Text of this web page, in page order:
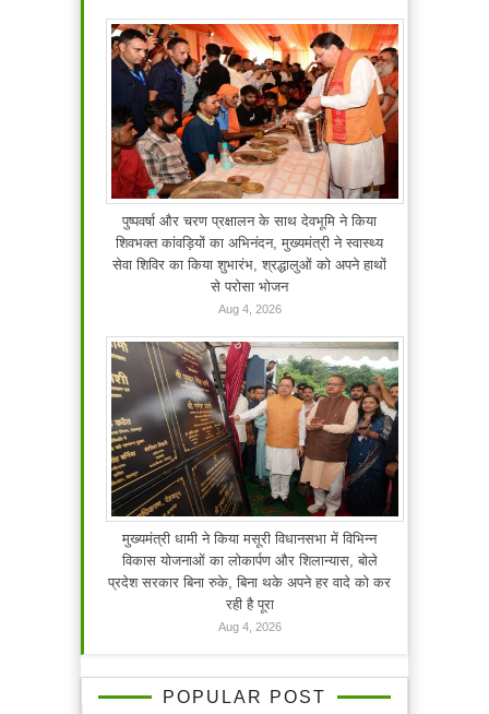
पुष्पवर्षा और चरण प्रक्षालन के साथ देवभूमि ने किया
शिवभक्त कांवड़ियों का अभिनंदन, मुख्यमंत्री ने स्वास्थ्य
सेवा शिविर का किया शुभारंभ, श्रद्धालुओं को अपने हाथों
से परोसा भोजन
Aug 4, 2026
मुख्यमंत्री धामी ने किया मसूरी विधानसभा में विभिन्न
विकास योजनाओं का लोकार्पण और शिलान्यास, बोले
प्रदेश सरकार बिना रुके, बिना थके अपने हर वादे को कर
रही है पूरा
Aug 4, 2026
POPULAR POST